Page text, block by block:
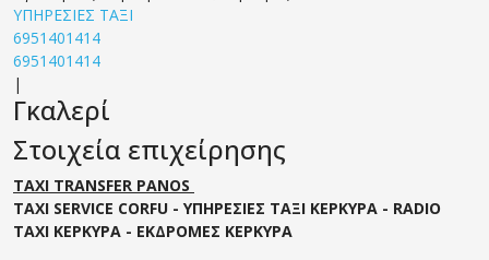
ΥΠΗΡΕΣΙΕΣ ΤΑΞΙ
6951401414
6951401414
|
Γκαλερί
Στοιχεία επιχείρησης
TAXI TRANSFER PANOS
TAXI SERVICE CORFU - ΥΠΗΡΕΣΙΕΣ ΤΑΞΙ ΚΕΡΚΥΡΑ - RADIO
TAXI ΚΕΡΚΥΡΑ - ΕΚΔΡΟΜΕΣ ΚΕΡΚΥΡΑ